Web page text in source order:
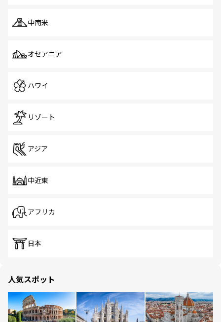
中南米
オセアニア
ハワイ
リゾート
アジア
中近東
アフリカ
日本
人気スポット